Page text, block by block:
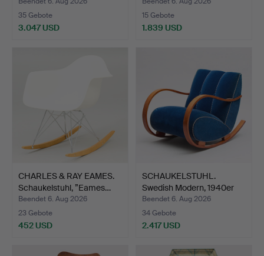
35 Gebote
3.047 USD
15 Gebote
1.839 USD
CHARLES & RAY EAMES.
Schaukelstuhl, ”Eames…
Beendet 6. Aug 2026
23 Gebote
452 USD
SCHAUKELSTUHL.
Swedish Modern, 1940er
Jahr…
Beendet 6. Aug 2026
34 Gebote
2.417 USD